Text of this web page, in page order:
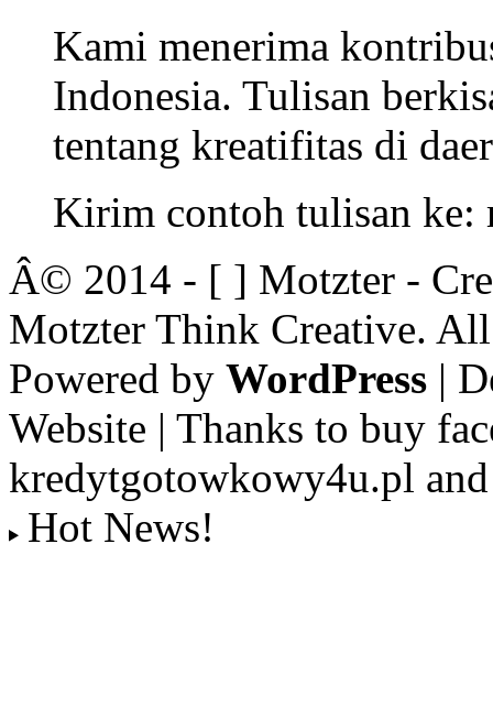
Kami menerima
Indonesia. Tulisan
tentang kreatifitas di
Kirim contoh tulisan ke:
Â© 2014 - [ ] Motzter -
Motzter Think Creative.
Powered by WordPress |
Website | Thanks to buy
kredytgotowkowy4u.pl
Hot News!